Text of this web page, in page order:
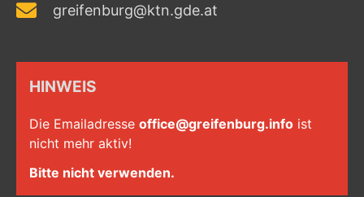
greifenburg@ktn.gde.at
HINWEIS
Die Emailadresse office@greifenburg.info ist
nicht mehr aktiv!
Bitte nicht verwenden.